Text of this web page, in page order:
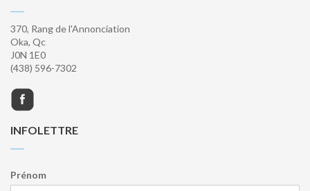
370, Rang de l'Annonciation
Oka, Qc
J0N 1E0
(438) 596-7302
INFOLETTRE
Prénom